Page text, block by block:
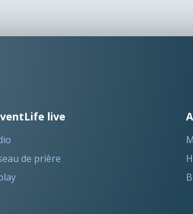
live
de prière